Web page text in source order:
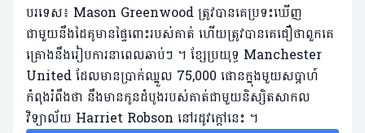
បរទេស៖ Mason Greenwood ត្រូវបានគេប្រទះឃើញ
ជាមួយនឹងដៃគូមានផ្ទៃពោះរបស់គាត់ ហើយត្រូវបានគេជឿថាពួកគេ
គ្រោងនឹងរៀបការនាពេលឆាប់ៗ ។ ខ្សែប្រយុទ្ធ Manchester
United ដែលមានប្រាក់ឈ្នួល 75,000 ផោនក្នុងមួយសប្តាហ៍
កំពុងរំពឹងថា នឹងមានកូនដំបូងរបស់គាត់ជាមួយនិស្សិតសាកល
វិទ្យាល័យ Harriet Robson នៅរដូវក្តៅនេះ ។